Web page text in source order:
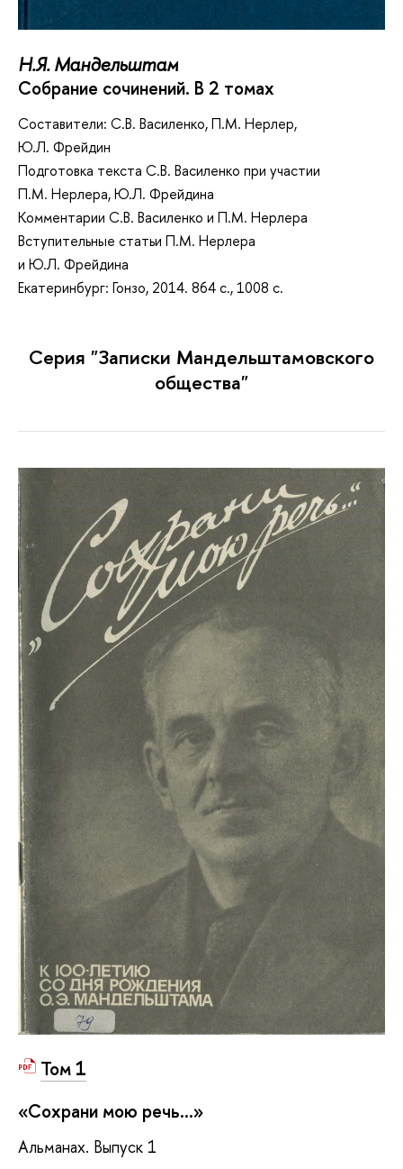
Н.Я. Мандельштам
Собрание сочинений. В 2 томах
Составители: С.В. Василенко, П.М. Нерлер,
Ю.Л. Фрейдин
Подготовка текста С.В. Василенко при участии
П.М. Нерлера, Ю.Л. Фрейдина
Комментарии С.В. Василенко и П.М. Нерлера
Вступительные статьи П.М. Нерлера
и Ю.Л. Фрейдина
Екатеринбург: Гонзо, 2014. 864 с., 1008 с.
Серия "Записки Мандельштамовского
общества"
Том 1
«Сохрани мою речь...»
Альманах. Выпуск 1